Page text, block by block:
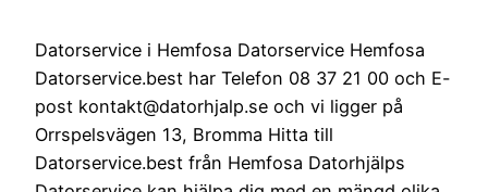
Datorservice i Hemfosa Datorservice Hemfosa
Datorservice.best har Telefon 08 37 21 00 och E-
post kontakt@datorhjalp.se och vi ligger på
Orrspelsvägen 13, Bromma Hitta till
Datorservice.best från Hemfosa Datorhjälps